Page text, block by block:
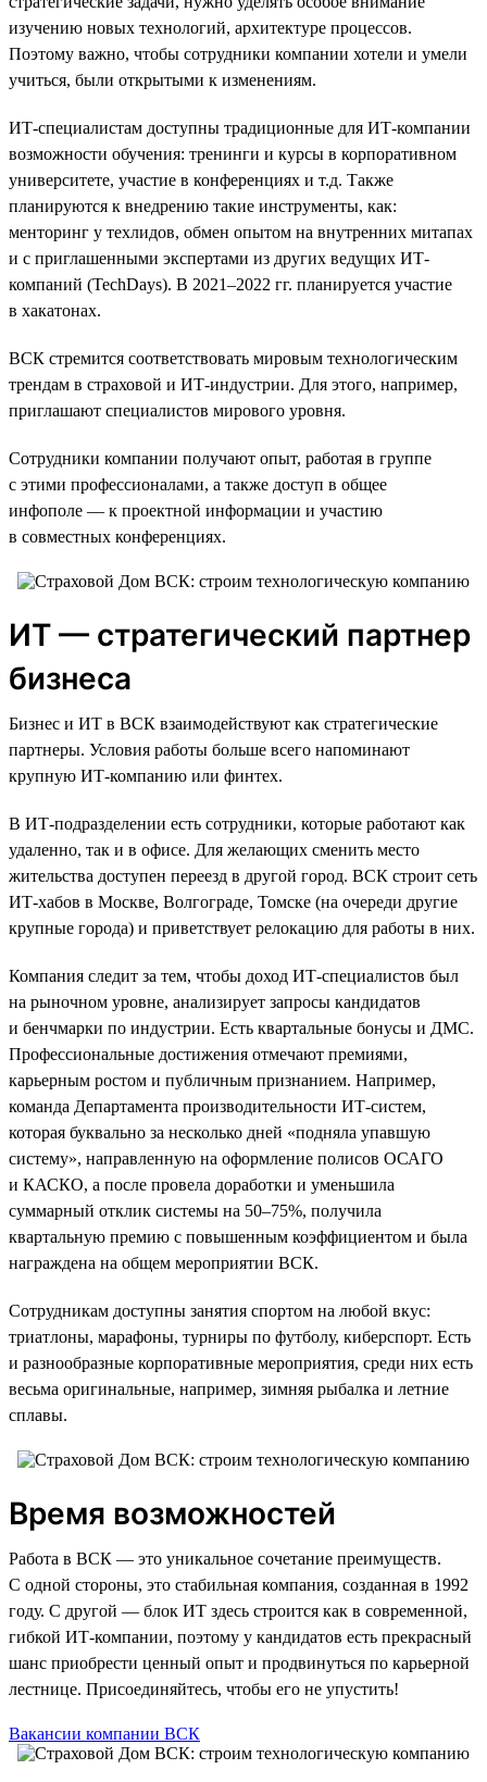
изучению новых технологий, архитектуре процессов.
Поэтому важно, чтобы сотрудники компании хотели и умели
учиться, были открытыми к изменениям.
ИТ-специалистам доступны традиционные для ИТ-компании
возможности обучения: тренинги и курсы в корпоративном
университете, участие в конференциях и т.д. Также
планируются к внедрению такие инструменты, как:
менторинг у техлидов, обмен опытом на внутренних митапах
и с приглашенными экспертами из других ведущих ИТ-
компаний (TechDays). В 2021–2022 гг. планируется участие
в хакатонах.
ВСК стремится соответствовать мировым технологическим
трендам в страховой и ИТ-индустрии. Для этого, например,
приглашают специалистов мирового уровня.
Сотрудники компании получают опыт, работая в группе
с этими профессионалами, а также доступ в общее
инфополе — к проектной информации и участию
в совместных конференциях.
ИТ — стратегический партнер
бизнеса
Бизнес и ИТ в ВСК взаимодействуют как стратегические
партнеры. Условия работы больше всего напоминают
крупную ИТ-компанию или финтех.
В ИТ-подразделении есть сотрудники, которые работают как
удаленно, так и в офисе. Для желающих сменить место
жительства доступен переезд в другой город. ВСК строит сеть
ИТ-хабов в Москве, Волгограде, Томске (на очереди другие
крупные города) и приветствует релокацию для работы в них.
Компания следит за тем, чтобы доход ИТ-специалистов был
на рыночном уровне, анализирует запросы кандидатов
и бенчмарки по индустрии. Есть квартальные бонусы и ДМС.
Профессиональные достижения отмечают премиями,
карьерным ростом и публичным признанием. Например,
команда Департамента производительности ИТ-систем,
которая буквально за несколько дней «подняла упавшую
систему», направленную на оформление полисов ОСАГО
и КАСКО, а после провела доработки и уменьшила
суммарный отклик системы на 50–75%, получила
квартальную премию с повышенным коэффициентом и была
награждена на общем мероприятии ВСК.
Сотрудникам доступны занятия спортом на любой вкус:
триатлоны, марафоны, турниры по футболу, киберспорт. Есть
и разнообразные корпоративные мероприятия, среди них есть
весьма оригинальные, например, зимняя рыбалка и летние
сплавы.
Время возможностей
Работа в ВСК — это уникальное сочетание преимуществ.
С одной стороны, это стабильная компания, созданная в 1992
году. С другой — блок ИТ здесь строится как в современной,
гибкой ИТ-компании, поэтому у кандидатов есть прекрасный
шанс приобрести ценный опыт и продвинуться по карьерной
лестнице. Присоединяйтесь, чтобы его не упустить!
Вакансии компании ВСК